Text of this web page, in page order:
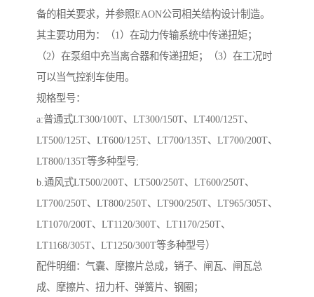
备的相关要求，并参照EAON公司相关结构设计制造。
其主要功用为：（1）在动力传输系统中传递扭矩；
（2）在泵组中充当离合器和传递扭矩；（3）在工况时
可以当气控刹车使用。
规格型号：
a:普通式LT300/100T、LT300/150T、LT400/125T、
LT500/125T、LT600/125T、LT700/135T、LT700/200T、
LT800/135T等多种型号;
b.通风式LT500/200T、LT500/250T、LT600/250T、
LT700/250T、LT800/250T、LT900/250T、LT965/305T、
LT1070/200T、LT1120/300T、LT1170/250T、
LT1168/305T、LT1250/300T等多种型号）
配件明细：气囊、摩擦片总成，销子、闸瓦、闸瓦总
成、摩擦片、扭力杆、弹簧片、钢圈；